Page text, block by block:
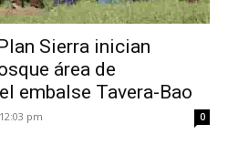
Sierra inician
área de
embalse Tavera-Bao
pm 0